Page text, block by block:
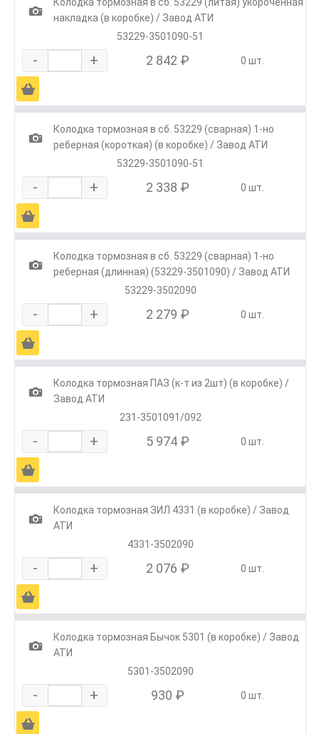
1
Колодка тормозная в сб. 53229 (литая) укороченная
накладка (в коробке) / Завод АТИ
53229-3501090-51
- + 2 842 ₽ 0 шт.
Ä
1
Колодка тормозная в сб. 53229 (сварная) 1-но
реберная (короткая) (в коробке) / Завод АТИ
53229-3501090-51
- + 2 338 ₽ 0 шт.
Ä
1
Колодка тормозная в сб. 53229 (сварная) 1-но
реберная (длинная) (53229-3501090) / Завод АТИ
53229-3502090
- + 2 279 ₽ 0 шт.
Ä
1
Колодка тормозная ПАЗ (к-т из 2шт) (в коробке) /
Завод АТИ
231-3501091/092
- + 5 974 ₽ 0 шт.
Ä
1
Колодка тормозная ЗИЛ 4331 (в коробке) / Завод
АТИ
4331-3502090
- + 2 076 ₽ 0 шт.
Ä
1
Колодка тормозная Бычок 5301 (в коробке) / Завод
АТИ
5301-3502090
- + 930 ₽ 0 шт.
Ä